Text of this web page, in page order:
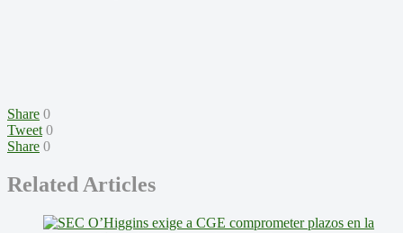
Share 0
Tweet 0
Share 0
Related Articles